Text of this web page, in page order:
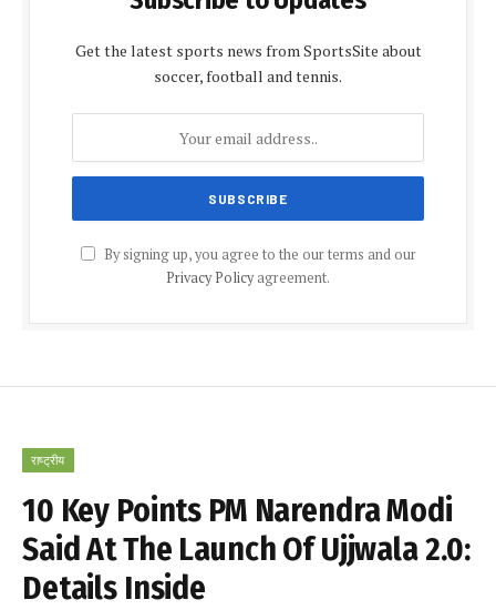
Get the latest sports news from SportsSite about
soccer, football and tennis.
By signing up, you agree to the our terms and our
Privacy Policyagreement.
राष्ट्रीय
10 Key Points PM Narendra Modi
Said At The Launch Of Ujjwala 2.0:
Details Inside